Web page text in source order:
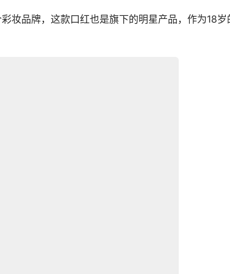
妆品牌，这款口红也是旗下的明星产品，作为18岁